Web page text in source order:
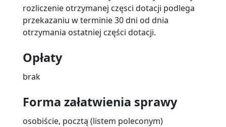
rozliczenie otrzymanej częsci dotacji podlega
przekazaniu w terminie 30 dni od dnia
otrzymania ostatniej części dotacji.
Opłaty
brak
Forma załatwienia sprawy
osobiście, pocztą (listem poleconym)